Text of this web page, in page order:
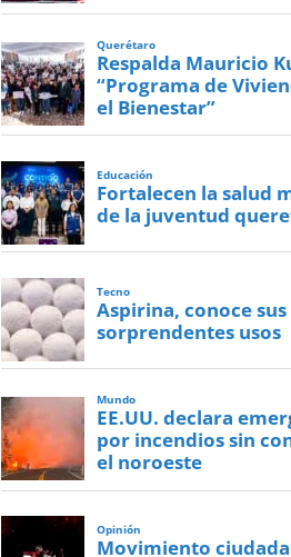
Querétaro
Respalda Mauricio
“Programa de
el Bienestar”
Educación
Fortalecen la salud
de la juventud
Tecno
Aspirina, conoce sus
sorprendentes usos
Mundo
EE.UU. declara
por incendios sin
el noroeste
Opinión
Movimiento